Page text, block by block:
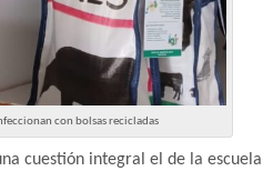
con bolsas recicladas
na cuestión integral el de la escuela